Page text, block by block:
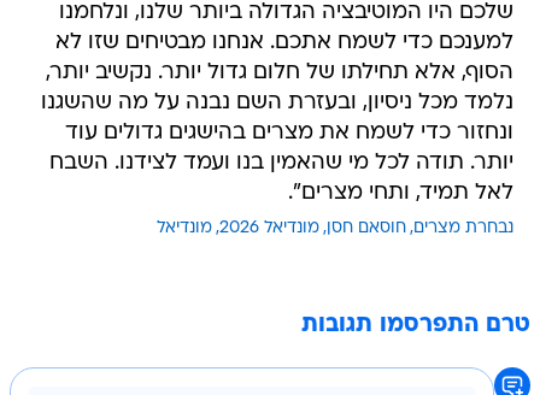
שלכם היו המוטיבציה הגדולה ביותר שלנו, ונלחמנו
למענכם כדי לשמח אתכם. אנחנו מבטיחים שזו לא
הסוף, אלא תחילתו של חלום גדול יותר. נקשיב יותר,
נלמד מכל ניסיון, ובעזרת השם נבנה על מה שהשגנו
ונחזור כדי לשמח את מצרים בהישגים גדולים עוד
יותר. תודה לכל מי שהאמין בנו ועמד לצידנו. השבח
לאל תמיד, ותחי מצרים".
נבחרת מצרים חוסאם חסן מונדיאל 2026 מונדיאל
טרם התפרסמו תגובות